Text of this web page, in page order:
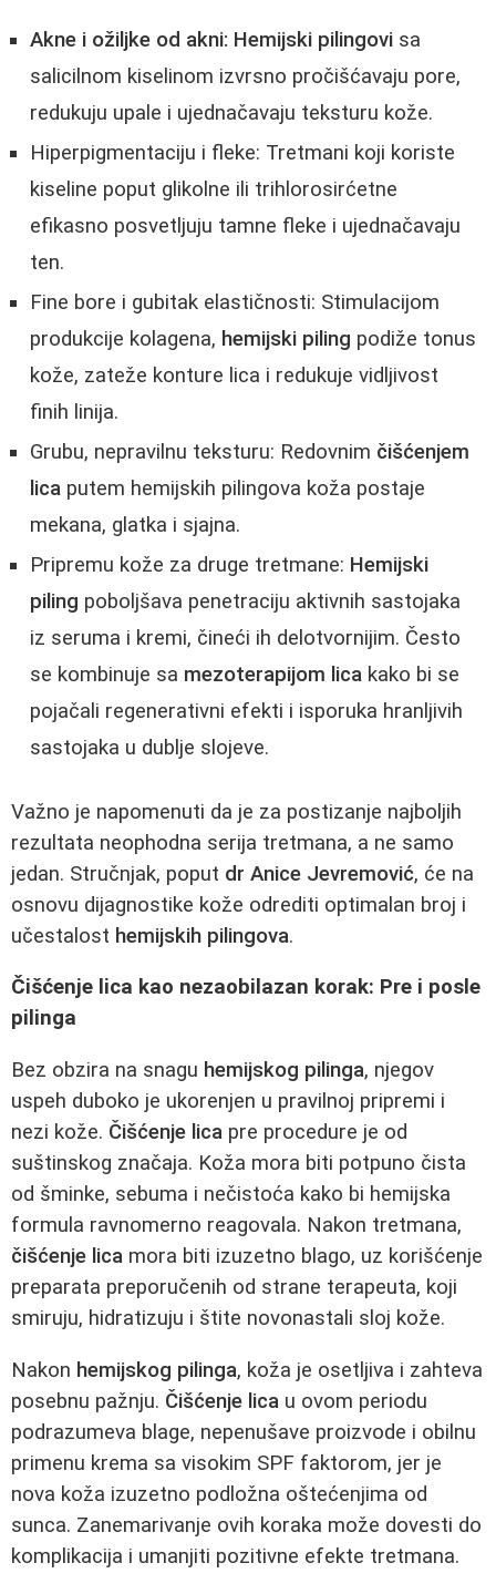
Akne i ožiljke od akni: Hemijski pilingovi sa
salicilnom kiselinom izvrsno pročišćavaju pore,
redukuju upale i ujednačavaju teksturu kože.
Hiperpigmentaciju i fleke: Tretmani koji koriste
kiseline poput glikolne ili trihlorosirćetne
efikasno posvetljuju tamne fleke i ujednačavaju
ten.
Fine bore i gubitak elastičnosti: Stimulacijom
produkcije kolagena, hemijski piling podiže tonus
kože, zateže konture lica i redukuje vidljivost
finih linija.
Grubu, nepravilnu teksturu: Redovnim čišćenjem
lica putem hemijskih pilingova koža postaje
mekana, glatka i sjajna.
Pripremu kože za druge tretmane: Hemijski
piling poboljšava penetraciju aktivnih sastojaka
iz seruma i kremi, čineći ih delotvornijim. Često
se kombinuje sa mezoterapijom lica kako bi se
pojačali regenerativni efekti i isporuka hranljivih
sastojaka u dublje slojeve.
Važno je napomenuti da je za postizanje najboljih
rezultata neophodna serija tretmana, a ne samo
jedan. Stručnjak, poput dr Anice Jevremović, će na
osnovu dijagnostike kože odrediti optimalan broj i
učestalost hemijskih pilingova.
Čišćenje lica kao nezaobilazan korak: Pre i posle
pilinga
Bez obzira na snagu hemijskog pilinga, njegov
uspeh duboko je ukorenjen u pravilnoj pripremi i
nezi kože. Čišćenje lica pre procedure je od
suštinskog značaja. Koža mora biti potpuno čista
od šminke, sebuma i nečistoća kako bi hemijska
formula ravnomerno reagovala. Nakon tretmana,
čišćenje lica mora biti izuzetno blago, uz korišćenje
preparata preporučenih od strane terapeuta, koji
smiruju, hidratizuju i štite novonastali sloj kože.
Nakon hemijskog pilinga, koža je osetljiva i zahteva
posebnu pažnju. Čišćenje lica u ovom periodu
podrazumeva blage, nepenušave proizvode i obilnu
primenu krema sa visokim SPF faktorom, jer je
nova koža izuzetno podložna oštećenjima od
sunca. Zanemarivanje ovih koraka može dovesti do
komplikacija i umanjiti pozitivne efekte tretmana.